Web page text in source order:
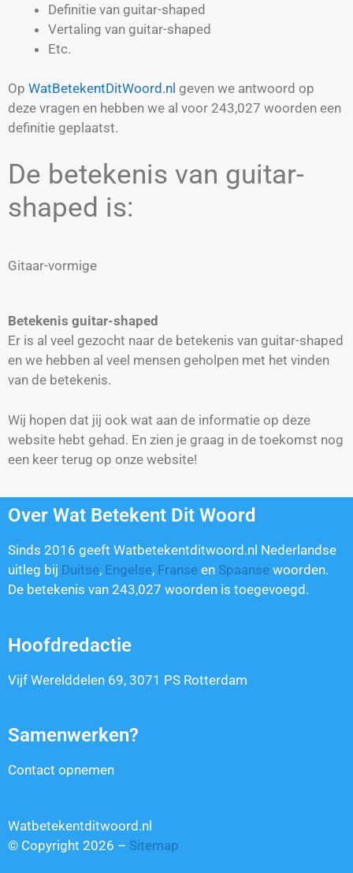
Definitie van guitar-shaped
Vertaling van guitar-shaped
Etc.
Op WatBetekentDitWoord.nl geven we antwoord op
deze vragen en hebben we al voor 243,027 woorden een
definitie geplaatst.
De betekenis van guitar-
shaped is:
Gitaar-vormige
Betekenis guitar-shaped
Er is al veel gezocht naar de betekenis van guitar-shaped
en we hebben al veel mensen geholpen met het vinden
van de betekenis.
Wij hopen dat jij ook wat aan de informatie op deze
website hebt gehad. En zien je graag in de toekomst nog
een keer terug op onze website!
Over Wat Betekent Dit Woord
Sinds 2016 geeft Watbetekentditwoord.nl Nederlandse
uitleg bij Duitse, Engelse, Franse en Spaanse woorden.
De betekenis van 243,027 woorden is toegevoegd.
Hoofdredactie
Vijf Werelddelen 69, 3071 PS Rotterdam
Samenwerken?
Contact opnemen
Watbetekentditwoord.nl
© Copyright 2026 – Sitemap